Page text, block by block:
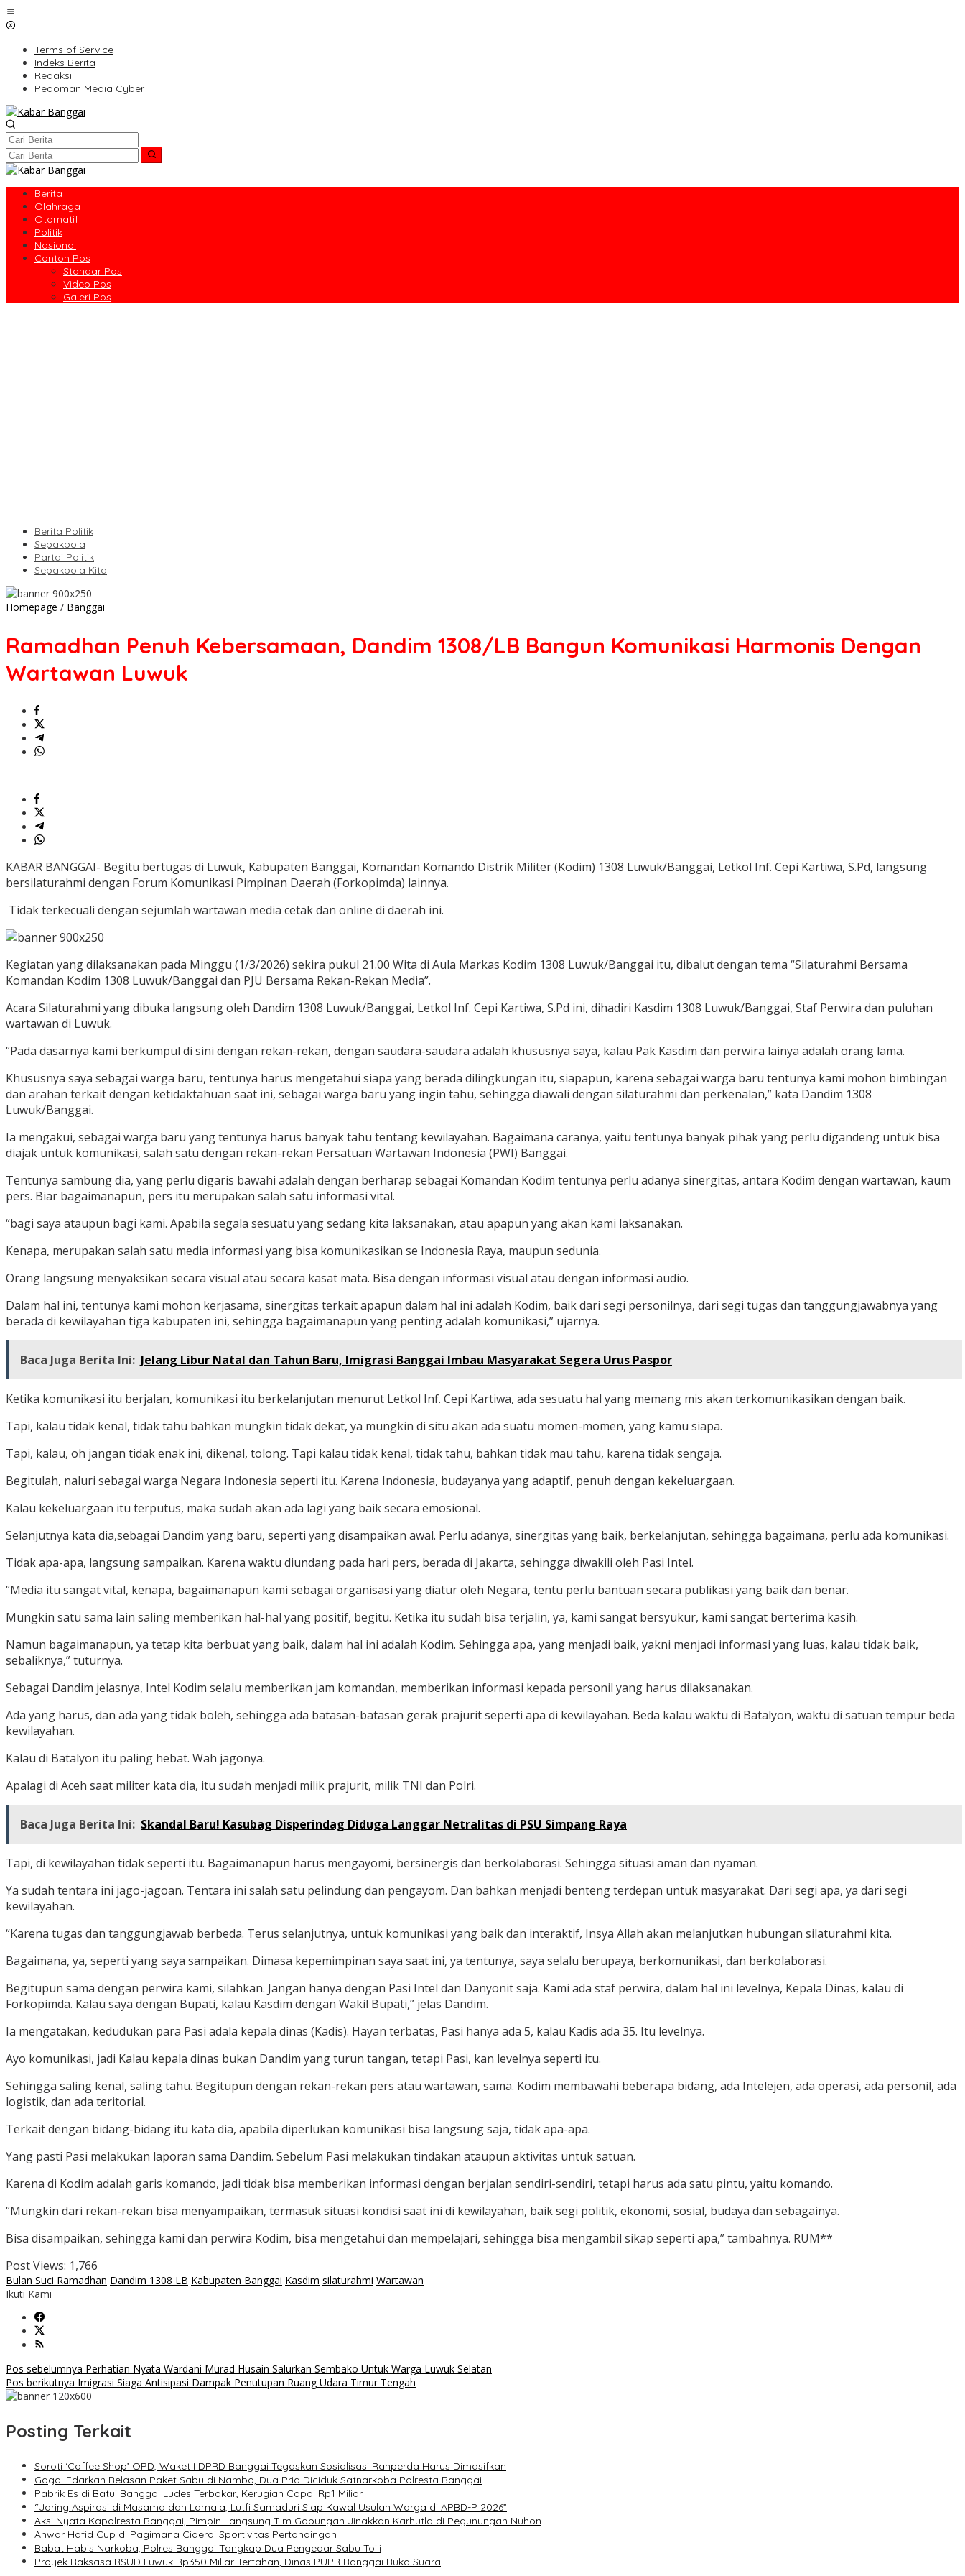
Lewati
ke
Terms of Service
Indeks Berita
Redaksi
Pedoman Media Cyber
Berita
Olahraga
Otomatif
Politik
Nasional
Contoh Pos
Standar Pos
Video Pos
Galeri Pos
Berita Politik
Sepakbola
Partai Politik
Sepakbola Kita
Homepage / Banggai
Dandim
Bangun
Ramadhan Penuh Kebersamaan, Dandim 1308/LB Bangun Komunikasi Harmonis Dengan
Wartawan Luwuk
KABAR BANGGAI- Begitu bertugas di Luwuk, Kabupaten Banggai, Komandan Komando Distrik Militer (Kodim) 1308 Luwuk/Banggai, Letkol Inf. Cepi Kartiwa, S.Pd, langsung
bersilaturahmi dengan Forum Komunikasi Pimpinan Daerah (Forkopimda) lainnya.
Tidak terkecuali dengan sejumlah wartawan media cetak dan online di daerah ini.
Kegiatan yang dilaksanakan pada Minggu (1/3/2026) sekira pukul 21.00 Wita di Aula Markas Kodim 1308 Luwuk/Banggai itu, dibalut dengan tema “Silaturahmi Bersama
Komandan Kodim 1308 Luwuk/Banggai dan PJU Bersama Rekan-Rekan Media”.
Acara Silaturahmi yang dibuka langsung oleh Dandim 1308 Luwuk/Banggai, Letkol Inf. Cepi Kartiwa, S.Pd ini, dihadiri Kasdim 1308 Luwuk/Banggai, Staf Perwira dan puluhan
wartawan di Luwuk.
“Pada dasarnya kami berkumpul di sini dengan rekan-rekan, dengan saudara-saudara adalah khususnya saya, kalau Pak Kasdim dan perwira lainya adalah orang lama.
Khususnya saya sebagai warga baru, tentunya harus mengetahui siapa yang berada dilingkungan itu, siapapun, karena sebagai warga baru tentunya kami mohon bimbingan
dan arahan terkait dengan ketidaktahuan saat ini, sebagai warga baru yang ingin tahu, sehingga diawali dengan silaturahmi dan perkenalan,” kata Dandim 1308
Luwuk/Banggai.
Ia mengakui, sebagai warga baru yang tentunya harus banyak tahu tentang kewilayahan. Bagaimana caranya, yaitu tentunya banyak pihak yang perlu digandeng untuk bisa
diajak untuk komunikasi, salah satu dengan rekan-rekan Persatuan Wartawan Indonesia (PWI) Banggai.
Tentunya sambung dia, yang perlu digaris bawahi adalah dengan berharap sebagai Komandan Kodim tentunya perlu adanya sinergitas, antara Kodim dengan wartawan, kaum
pers. Biar bagaimanapun, pers itu merupakan salah satu informasi vital.
“bagi saya ataupun bagi kami. Apabila segala sesuatu yang sedang kita laksanakan, atau apapun yang akan kami laksanakan.
Kenapa, merupakan salah satu media informasi yang bisa komunikasikan se Indonesia Raya, maupun sedunia.
Orang langsung menyaksikan secara visual atau secara kasat mata. Bisa dengan informasi visual atau dengan informasi audio.
Dalam hal ini, tentunya kami mohon kerjasama, sinergitas terkait apapun dalam hal ini adalah Kodim, baik dari segi personilnya, dari segi tugas dan tanggungjawabnya yang
berada di kewilayahan tiga kabupaten ini, sehingga bagaimanapun yang penting adalah komunikasi,” ujarnya.
Baca Juga Berita Ini: Jelang Libur Natal dan Tahun Baru, Imigrasi Banggai Imbau Masyarakat Segera Urus Paspor
Ketika komunikasi itu berjalan, komunikasi itu berkelanjutan menurut Letkol Inf. Cepi Kartiwa, ada sesuatu hal yang memang mis akan terkomunikasikan dengan baik.
Tapi, kalau tidak kenal, tidak tahu bahkan mungkin tidak dekat, ya mungkin di situ akan ada suatu momen-momen, yang kamu siapa.
Tapi, kalau, oh jangan tidak enak ini, dikenal, tolong. Tapi kalau tidak kenal, tidak tahu, bahkan tidak mau tahu, karena tidak sengaja.
Begitulah, naluri sebagai warga Negara Indonesia seperti itu. Karena Indonesia, budayanya yang adaptif, penuh dengan kekeluargaan.
Kalau kekeluargaan itu terputus, maka sudah akan ada lagi yang baik secara emosional.
Selanjutnya kata dia,sebagai Dandim yang baru, seperti yang disampaikan awal. Perlu adanya, sinergitas yang baik, berkelanjutan, sehingga bagaimana, perlu ada komunikasi.
Tidak apa-apa, langsung sampaikan. Karena waktu diundang pada hari pers, berada di Jakarta, sehingga diwakili oleh Pasi Intel.
“Media itu sangat vital, kenapa, bagaimanapun kami sebagai organisasi yang diatur oleh Negara, tentu perlu bantuan secara publikasi yang baik dan benar.
Mungkin satu sama lain saling memberikan hal-hal yang positif, begitu. Ketika itu sudah bisa terjalin, ya, kami sangat bersyukur, kami sangat berterima kasih.
Namun bagaimanapun, ya tetap kita berbuat yang baik, dalam hal ini adalah Kodim. Sehingga apa, yang menjadi baik, yakni menjadi informasi yang luas, kalau tidak baik,
sebaliknya,” tuturnya.
Sebagai Dandim jelasnya, Intel Kodim selalu memberikan jam komandan, memberikan informasi kepada personil yang harus dilaksanakan.
Ada yang harus, dan ada yang tidak boleh, sehingga ada batasan-batasan gerak prajurit seperti apa di kewilayahan. Beda kalau waktu di Batalyon, waktu di satuan tempur beda
kewilayahan.
Kalau di Batalyon itu paling hebat. Wah jagonya.
Apalagi di Aceh saat militer kata dia, itu sudah menjadi milik prajurit, milik TNI dan Polri.
Baca Juga Berita Ini: Skandal Baru! Kasubag Disperindag Diduga Langgar Netralitas di PSU Simpang Raya
Tapi, di kewilayahan tidak seperti itu. Bagaimanapun harus mengayomi, bersinergis dan berkolaborasi. Sehingga situasi aman dan nyaman.
Ya sudah tentara ini jago-jagoan. Tentara ini salah satu pelindung dan pengayom. Dan bahkan menjadi benteng terdepan untuk masyarakat. Dari segi apa, ya dari segi
kewilayahan.
“Karena tugas dan tanggungjawab berbeda. Terus selanjutnya, untuk komunikasi yang baik dan interaktif, Insya Allah akan melanjutkan hubungan silaturahmi kita.
Bagaimana, ya, seperti yang saya sampaikan. Dimasa kepemimpinan saya saat ini, ya tentunya, saya selalu berupaya, berkomunikasi, dan berkolaborasi.
Begitupun sama dengan perwira kami, silahkan. Jangan hanya dengan Pasi Intel dan Danyonit saja. Kami ada staf perwira, dalam hal ini levelnya, Kepala Dinas, kalau di
Forkopimda. Kalau saya dengan Bupati, kalau Kasdim dengan Wakil Bupati,” jelas Dandim.
Ia mengatakan, kedudukan para Pasi adala kepala dinas (Kadis). Hayan terbatas, Pasi hanya ada 5, kalau Kadis ada 35. Itu levelnya.
Ayo komunikasi, jadi Kalau kepala dinas bukan Dandim yang turun tangan, tetapi Pasi, kan levelnya seperti itu.
Sehingga saling kenal, saling tahu. Begitupun dengan rekan-rekan pers atau wartawan, sama. Kodim membawahi beberapa bidang, ada Intelejen, ada operasi, ada personil, ada
logistik, dan ada teritorial.
Terkait dengan bidang-bidang itu kata dia, apabila diperlukan komunikasi bisa langsung saja, tidak apa-apa.
Yang pasti Pasi melakukan laporan sama Dandim. Sebelum Pasi melakukan tindakan ataupun aktivitas untuk satuan.
Karena di Kodim adalah garis komando, jadi tidak bisa memberikan informasi dengan berjalan sendiri-sendiri, tetapi harus ada satu pintu, yaitu komando.
“Mungkin dari rekan-rekan bisa menyampaikan, termasuk situasi kondisi saat ini di kewilayahan, baik segi politik, ekonomi, sosial, budaya dan sebagainya.
Bisa disampaikan, sehingga kami dan perwira Kodim, bisa mengetahui dan mempelajari, sehingga bisa mengambil sikap seperti apa,” tambahnya. RUM**
Post Views: 1,766
Bulan Suci Ramadhan Dandim 1308 LB Kabupaten Banggai Kasdim silaturahmi Wartawan
Ikuti Kami
Navigasi
pos
Pos sebelumnya Perhatian Nyata Wardani Murad Husain Salurkan Sembako Untuk Warga Luwuk Selatan
Pos berikutnya Imigrasi Siaga Antisipasi Dampak Penutupan Ruang Udara Timur Tengah
Posting Terkait
Soroti ‘Coffee Shop’ OPD, Waket I DPRD Banggai Tegaskan Sosialisasi Ranperda Harus Dimasifkan
Gagal Edarkan Belasan Paket Sabu di Nambo, Dua Pria Diciduk Satnarkoba Polresta Banggai
Pabrik Es di Batui Banggai Ludes Terbakar, Kerugian Capai Rp1 Miliar
“Jaring Aspirasi di Masama dan Lamala, Lutfi Samaduri Siap Kawal Usulan Warga di APBD-P 2026”
Aksi Nyata Kapolresta Banggai, Pimpin Langsung Tim Gabungan Jinakkan Karhutla di Pegunungan Nuhon
Anwar Hafid Cup di Pagimana Ciderai Sportivitas Pertandingan
Babat Habis Narkoba, Polres Banggai Tangkap Dua Pengedar Sabu Toili
Proyek Raksasa RSUD Luwuk Rp350 Miliar Tertahan, Dinas PUPR Banggai Buka Suara